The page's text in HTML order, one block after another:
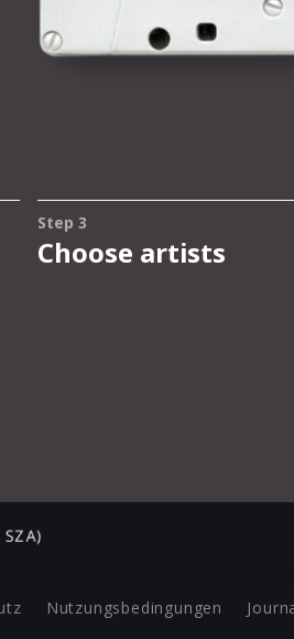
Nutzungsbedingungen